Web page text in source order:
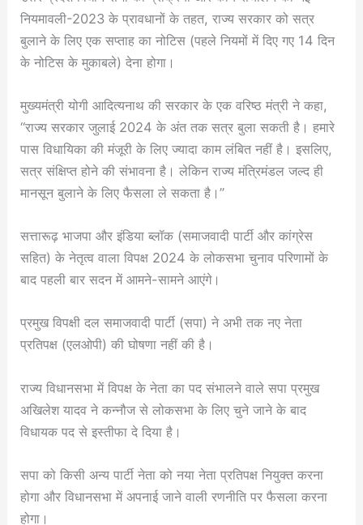
नियमावली-2023 के प्रावधानों के तहत, राज्य सरकार को सत्र
बुलाने के लिए एक सप्ताह का नोटिस (पहले नियमों में दिए गए 14 दिन
के नोटिस के मुकाबले) देना होगा।
मुख्यमंत्री योगी आदित्यनाथ की सरकार के एक वरिष्ठ मंत्री ने कहा,
“राज्य सरकार जुलाई 2024 के अंत तक सत्र बुला सकती है। हमारे
पास विधायिका की मंजूरी के लिए ज्यादा काम लंबित नहीं है। इसलिए,
सत्र संक्षिप्त होने की संभावना है। लेकिन राज्य मंत्रिमंडल जल्द ही
मानसून बुलाने के लिए फैसला ले सकता है।”
सत्तारूढ़ भाजपा और इंडिया ब्लॉक (समाजवादी पार्टी और कांग्रेस
सहित) के नेतृत्व वाला विपक्ष 2024 के लोकसभा चुनाव परिणामों के
बाद पहली बार सदन में आमने-सामने आएंगे।
प्रमुख विपक्षी दल समाजवादी पार्टी (सपा) ने अभी तक नए नेता
प्रतिपक्ष (एलओपी) की घोषणा नहीं की है।
राज्य विधानसभा में विपक्ष के नेता का पद संभालने वाले सपा प्रमुख
अखिलेश यादव ने कन्नौज से लोकसभा के लिए चुने जाने के बाद
विधायक पद से इस्तीफा दे दिया है।
सपा को किसी अन्य पार्टी नेता को नया नेता प्रतिपक्ष नियुक्त करना
होगा और विधानसभा में अपनाई जाने वाली रणनीति पर फैसला करना
होगा।